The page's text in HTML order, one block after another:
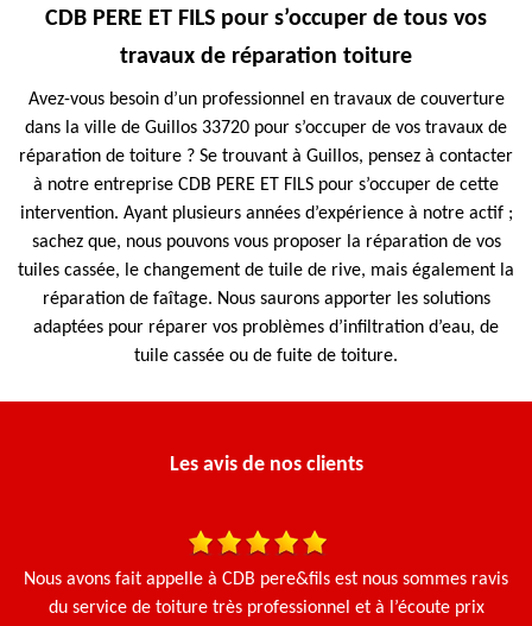
CDB PERE ET FILS pour s’occuper de tous vos
travaux de réparation toiture
Avez-vous besoin d’un professionnel en travaux de couverture
dans la ville de Guillos 33720 pour s’occuper de vos travaux de
réparation de toiture ? Se trouvant à Guillos, pensez à contacter
à notre entreprise CDB PERE ET FILS pour s’occuper de cette
intervention. Ayant plusieurs années d’expérience à notre actif ;
sachez que, nous pouvons vous proposer la réparation de vos
tuiles cassée, le changement de tuile de rive, mais également la
réparation de faîtage. Nous saurons apporter les solutions
adaptées pour réparer vos problèmes d’infiltration d’eau, de
tuile cassée ou de fuite de toiture.
Les avis de nos clients
Nous avons fait appelle à CDB pere&fils est nous sommes ravis
du service de toiture très professionnel et à l’écoute prix